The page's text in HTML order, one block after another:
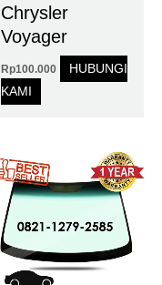
Chrysler
Voyager
Rp100.000
HUBUNGI
KAMI